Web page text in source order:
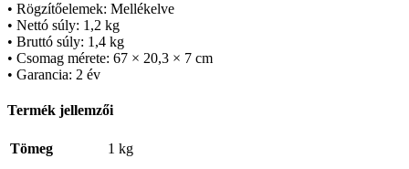
• Rögzítőelemek: Mellékelve
• Nettó súly: 1,2 kg
• Bruttó súly: 1,4 kg
• Csomag mérete: 67 × 20,3 × 7 cm
• Garancia: 2 év
Termék jellemzői
Tömeg 1 kg